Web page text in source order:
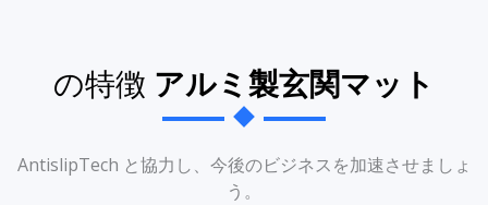
の特徴 アルミ製玄関マット
AntislipTech と協力し、今後のビジネスを加速させましょ
う。